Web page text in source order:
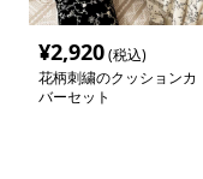
¥2,920(税込)
花柄刺繍のクッションカ
バーセット